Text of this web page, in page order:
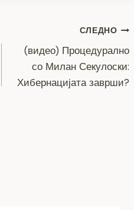
m p
p
n
k
СЛЕДНО
(видео) Процедурално
со Милан Секулоски:
Хибернацијата заврши?